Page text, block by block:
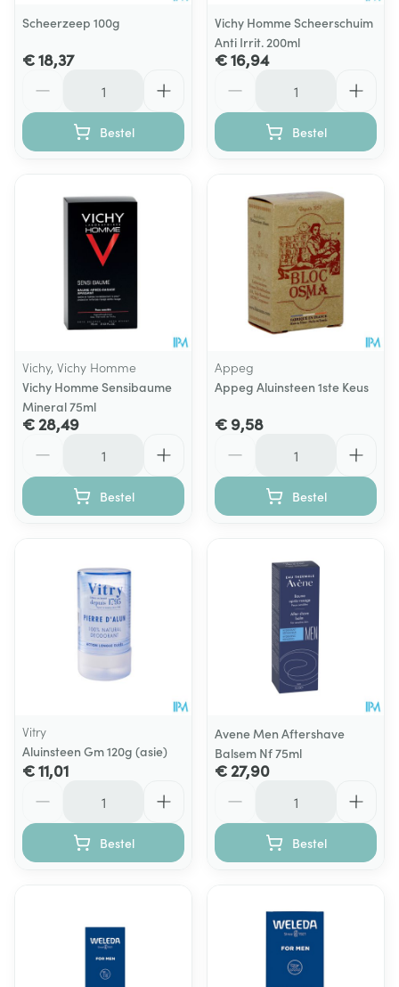
Scheerzeep 100g
€ 18,37
Bestel
Vichy Homme Scheerschuim
Anti Irrit. 200ml
€ 16,94
Bestel
Vichy, Vichy Homme
Vichy Homme Sensibaume
Mineral 75ml
€ 28,49
Bestel
Appeg
Appeg Aluinsteen 1ste Keus
€ 9,58
Bestel
Vitry
Aluinsteen Gm 120g (asie)
€ 11,01
Bestel
Avene Men Aftershave
Balsem Nf 75ml
€ 27,90
Bestel